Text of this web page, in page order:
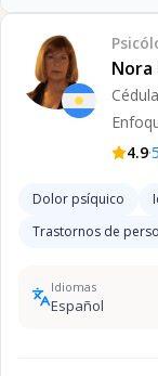
Nora
4.9·5
Dolor psíquico
Trastornos de
Idiomas
Español